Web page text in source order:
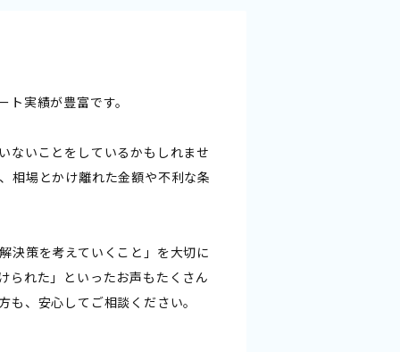
実績が豊富です。
ないことをしているかもしれませ
相場とかけ離れた金額や不利な条
決策を考えていくこと」を大切に
られた」といったお声もたくさん
、安心してご相談ください。